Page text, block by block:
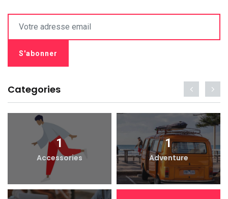
Categories
1
Accessories
1
Adventure